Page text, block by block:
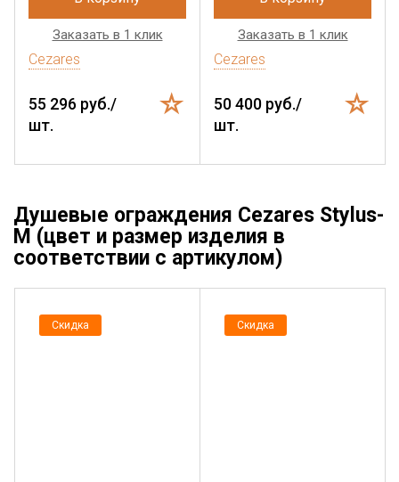
Заказать в 1 клик
Cezares
55 296 руб./
шт.
Заказать в 1 клик
Cezares
50 400 руб./
шт.
Душевые ограждения Cezares Stylus-
M (цвет и размер изделия в
соответствии с артикулом)
Скидка Скидка